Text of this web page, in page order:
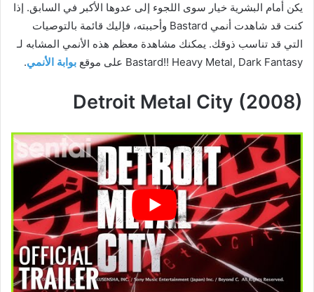
يكن أمام البشرية خيار سوى اللجوء إلى عدوها الأكبر في السابق. إذا
كنت قد شاهدت أنمي Bastard وأحببته، فإليك قائمة بالتوصيات
التي قد تناسب ذوقك. يمكنك مشاهدة معظم هذه الأنمي المشابه لـ
Bastard!! Heavy Metal, Dark Fantasy على موقع
بوابة الأنمي.
Detroit Metal City (2008)